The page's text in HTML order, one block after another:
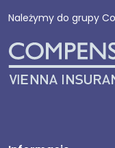
Należymy do grupy